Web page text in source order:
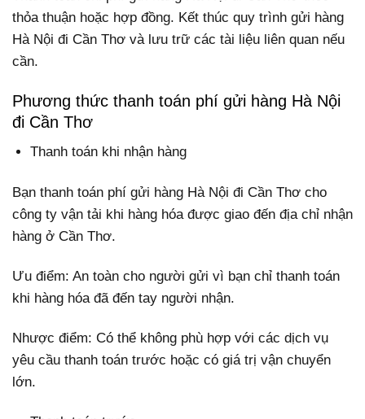
thỏa thuận hoặc hợp đồng. Kết thúc quy trình gửi hàng
Hà Nội đi Cần Thơ và lưu trữ các tài liệu liên quan nếu
cần.
Phương thức thanh toán phí gửi hàng Hà Nội
đi Cần Thơ
Thanh toán khi nhận hàng
Bạn thanh toán phí gửi hàng Hà Nội đi Cần Thơ cho
công ty vận tải khi hàng hóa được giao đến địa chỉ nhận
hàng ở Cần Thơ.
Ưu điểm: An toàn cho người gửi vì bạn chỉ thanh toán
khi hàng hóa đã đến tay người nhận.
Nhược điểm: Có thể không phù hợp với các dịch vụ
yêu cầu thanh toán trước hoặc có giá trị vận chuyển
lớn.